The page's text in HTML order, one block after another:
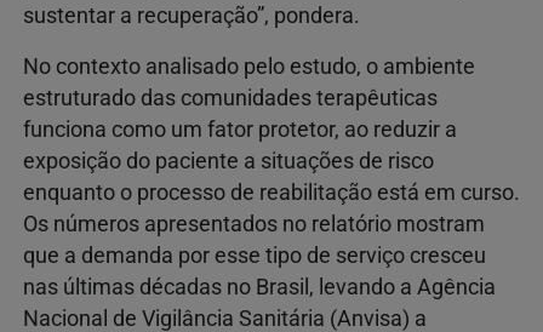
sustentar a recuperação”, pondera.
No contexto analisado pelo estudo, o ambiente
estruturado das comunidades terapêuticas
funciona como um fator protetor, ao reduzir a
exposição do paciente a situações de risco
enquanto o processo de reabilitação está em curso.
Os números apresentados no relatório mostram
que a demanda por esse tipo de serviço cresceu
nas últimas décadas no Brasil, levando a Agência
Nacional de Vigilância Sanitária (Anvisa) a